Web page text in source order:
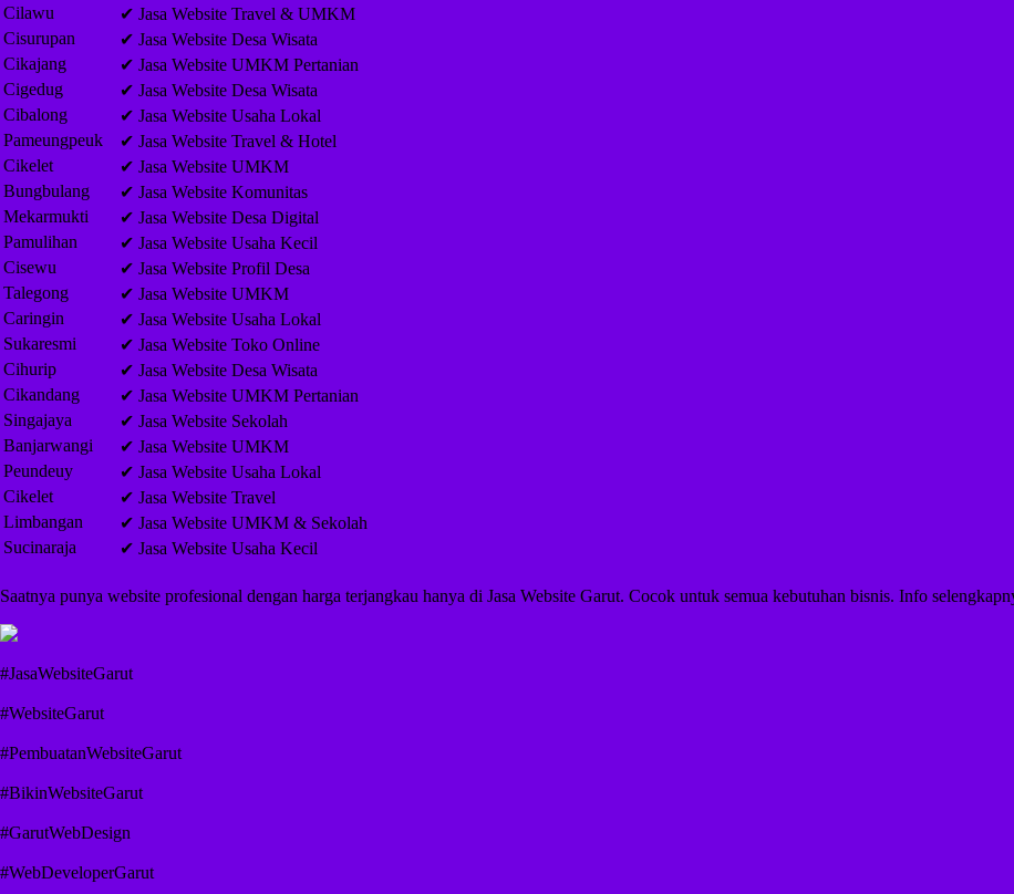
Cilawu
✔ Jasa Website Travel & UMKM
Cisurupan
✔ Jasa Website Desa Wisata
Cikajang
✔ Jasa Website UMKM Pertanian
Cigedug
✔ Jasa Website Desa Wisata
Cibalong
✔ Jasa Website Usaha Lokal
Pameungpeuk
✔ Jasa Website Travel & Hotel
Cikelet
✔ Jasa Website UMKM
Bungbulang
✔ Jasa Website Komunitas
Mekarmukti
✔ Jasa Website Desa Digital
Pamulihan
✔ Jasa Website Usaha Kecil
Cisewu
✔ Jasa Website Profil Desa
Talegong
✔ Jasa Website UMKM
Caringin
✔ Jasa Website Usaha Lokal
Sukaresmi
✔ Jasa Website Toko Online
Cihurip
✔ Jasa Website Desa Wisata
Cikandang
✔ Jasa Website UMKM Pertanian
Singajaya
✔ Jasa Website Sekolah
Banjarwangi
✔ Jasa Website UMKM
Peundeuy
✔ Jasa Website Usaha Lokal
Cikelet
✔ Jasa Website Travel
Limbangan
✔ Jasa Website UMKM & Sekolah
Sucinaraja
✔ Jasa Website Usaha Kecil
Saatnya punya website profesional dengan harga terjangkau hanya di Jasa Website Garut. Cocok untuk semua kebutuhan bisnis. Info
#JasaWebsiteGarut
#WebsiteGarut
#PembuatanWebsiteGarut
#BikinWebsiteGarut
#GarutWebDesign
#WebDeveloperGarut